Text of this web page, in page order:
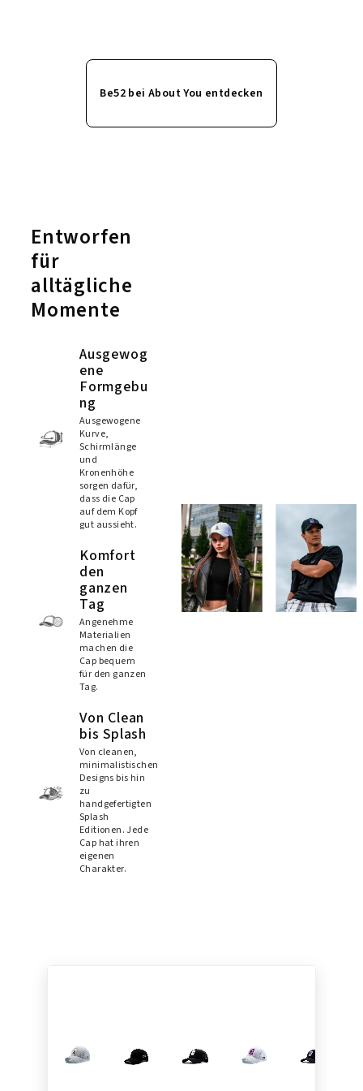
Be52 bei About You entdecken
Entworfen
für
alltägliche
Momente
Ausgewog
ene
Formgebu
ng
Ausgewogene
Kurve,
Schirmlänge
und
Kronenhöhe
sorgen dafür,
dass die Cap
auf dem Kopf
gut aussieht.
Komfort
den
ganzen
Tag
Angenehme
Materialien
machen die
Cap bequem
für den ganzen
Tag.
Von Clean
bis Splash
Von cleanen,
minimalistischen
Designs bis hin
zu
handgefertigten
Splash
Editionen. Jede
Cap hat ihren
eigenen
Charakter.